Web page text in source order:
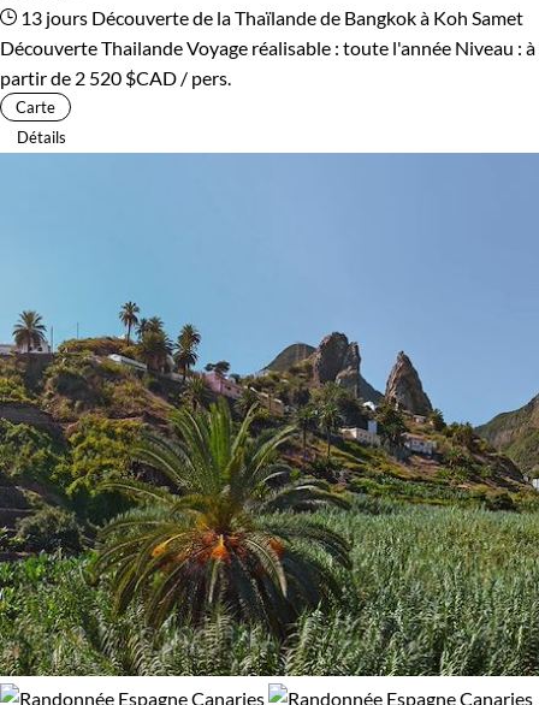
13 jours Découverte de la Thaïlande de Bangkok à Koh Samet
Découverte ThailandeVoyage réalisable : toute l'année Niveau : à
partir de 2 520 $CAD / pers.
Carte
Détails